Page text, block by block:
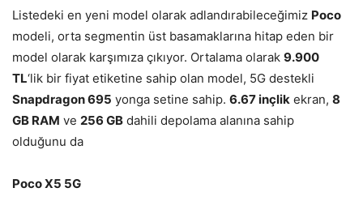
Listedeki en yeni model olarak adlandırabileceğimiz Poco
modeli, orta segmentin üst basamaklarına hitap eden bir
model olarak karşımıza çıkıyor. Ortalama olarak 9.900
TL‘lik bir fiyat etiketine sahip olan model, 5G destekli
Snapdragon 695 yonga setine sahip. 6.67 inçlik ekran, 8
GB RAM ve 256 GB dahili depolama alanına sahip
olduğunu da
Poco X5 5G